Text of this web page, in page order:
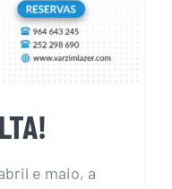
e maio, a